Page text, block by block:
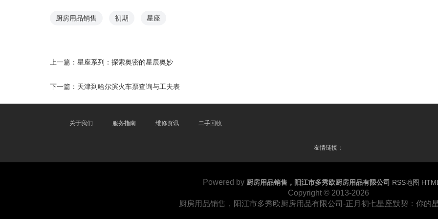
厨房用品销售 初期 星座
上一篇： 星座系列：探索奥密的星辰奥妙
下一篇： 天津到哈尔滨火车票查询与工夫表
关于我们 服务指南 维修资讯 二手回收
友情链接：
Powered by 厨房用品销售，阳江市多秀欧厨房用品有限公司 RSS地图
Copyright © 2013-2026
厨房用品销售，阳江市多秀欧厨房用品有限公司-正月初七星座默契：你的